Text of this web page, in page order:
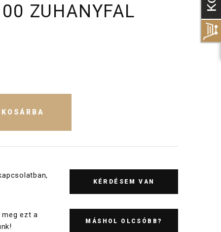
ZUHANYFAL
KOSÁRBA
KÉRDÉSEM VAN
ezt a
MÁSHOL OLCSÓBB?